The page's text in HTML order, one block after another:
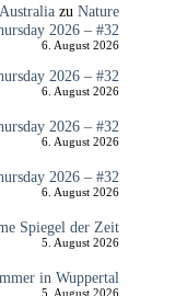
zu Nature
2026 – #32
6. August 2026
2026 – #32
6. August 2026
2026 – #32
6. August 2026
2026 – #32
6. August 2026
Spiegel der Zeit
5. August 2026
in Wuppertal
5. August 2026